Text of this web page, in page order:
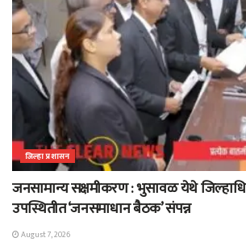
जिल्हा प्रशासन
जनसामान्य सक्षमीकरण : भुसावळ येथे
उपस्थितीत ‘जनसमाधान बैठक’ संपन्न
August 7, 2026